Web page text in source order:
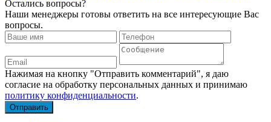
Остались вопросы?
Наши менеджеры готовы ответить на все интересующие Вас
вопросы.
Нажимая на кнопку "Отправить комментарий", я даю
согласие на обработку персональных данных и принимаю
политику конфиденциальности.